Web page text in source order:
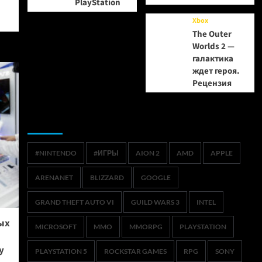
PlayStation
Xbox
The Outer
Worlds 2 —
галактика
ждет героя.
Рецензия
#NINTENDO #ИГРЫ AION 2 AMD APPLE
ARENANET BLIZZARD GOOGLE
GRAND THEFT AUTO VI GUILD WARS 3 INTEL
MICROSOFT MMO MMORPG PLAYSTATION
PLAYSTATION 5 ROCKSTAR GAMES RPG SONY